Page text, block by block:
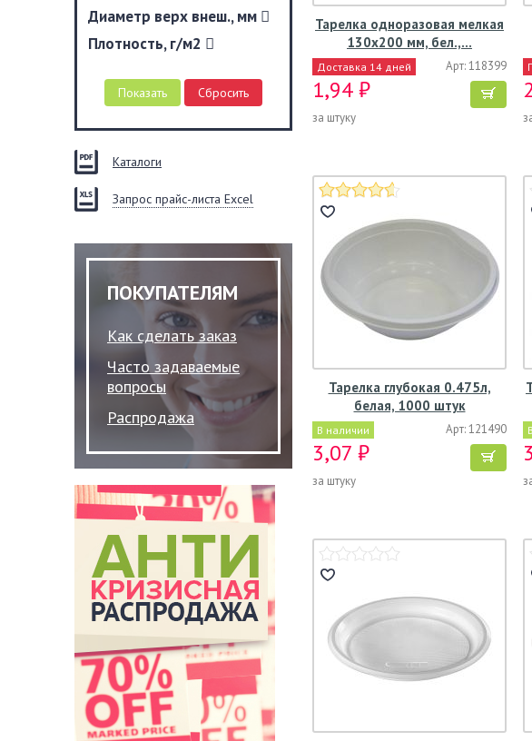
Диаметр верх внеш., мм
Плотность, г/м2
Каталоги
Запрос прайс-листа Excel
ПОКУПАТЕЛЯМ
Как сделать заказ
Часто задаваемые
вопросы
Распродажа
Тарелка одноразовая мелкая
130x200 мм, бел.,…
Доставка 14 дней Арт: 118399
1,94 ₽
за штуку
Тарелка глубокая 0.475л,
белая, 1000 штук
В наличии Арт: 121490
3,07 ₽
за штуку